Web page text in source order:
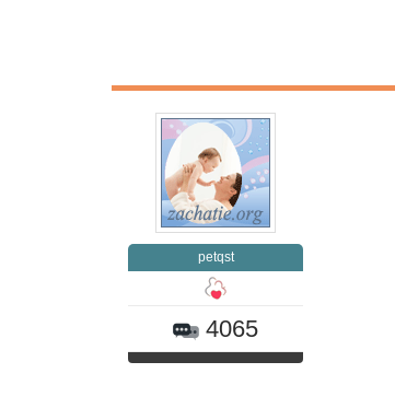
petqst
4065